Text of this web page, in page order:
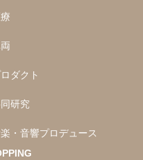
ダクト
研究
・音響プロデュース